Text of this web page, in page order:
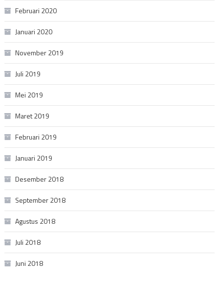
Februari 2020
Januari 2020
November 2019
Juli 2019
Mei 2019
Maret 2019
Februari 2019
Januari 2019
Desember 2018
September 2018
Agustus 2018
Juli 2018
Juni 2018